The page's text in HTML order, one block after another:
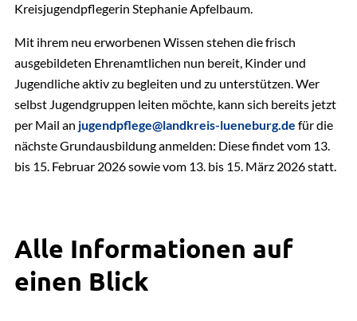
Kreisjugendpflegerin Stephanie Apfelbaum.
Mit ihrem neu erworbenen Wissen stehen die frisch
ausgebildeten Ehrenamtlichen nun bereit, Kinder und
Jugendliche aktiv zu begleiten und zu unterstützen. Wer
selbst Jugendgruppen leiten möchte, kann sich bereits jetzt
per Mail an jugendpflege@landkreis-lueneburg.de für die
nächste Grundausbildung anmelden: Diese findet vom 13.
bis 15. Februar 2026 sowie vom 13. bis 15. März 2026 statt.
Alle Informationen auf
einen Blick